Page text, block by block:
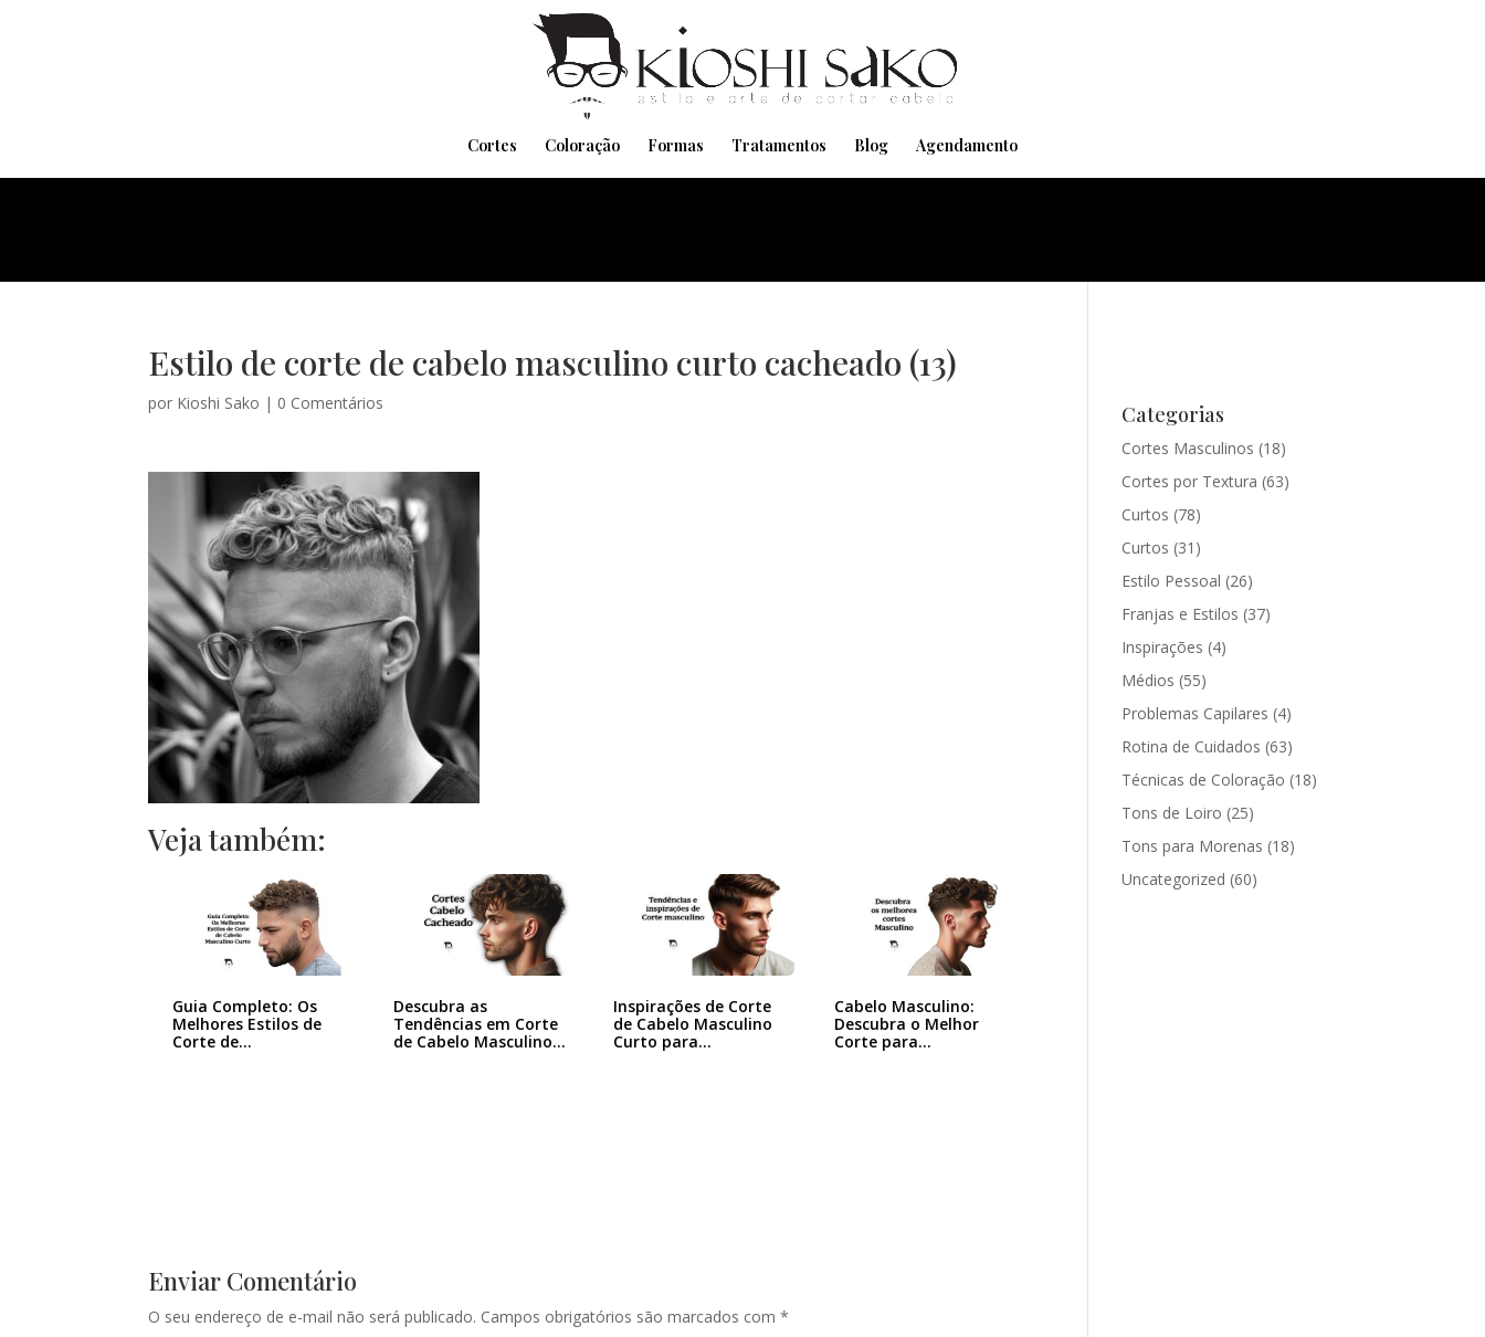
Cortes Coloração Formas Tratamentos Blog Agendamento
Estilo de corte de cabelo masculino curto cacheado (13)
por Kioshi Sako | 0 Comentários
Veja também:
Guia Completo: Os
Melhores Estilos de
Corte de…
Descubra as
Tendências em Corte
de Cabelo Masculino…
Inspirações de Corte
de Cabelo Masculino
Curto para…
Cabelo Masculino:
Descubra o Melhor
Corte para…
Enviar Comentário
O seu endereço de e-mail não será publicado. Campos obrigatórios são marcados com*
Categorias
Cortes Masculinos (18)
Cortes por Textura (63)
Curtos (78)
Curtos (31)
Estilo Pessoal (26)
Franjas e Estilos (37)
Inspirações (4)
Médios (55)
Problemas Capilares (4)
Rotina de Cuidados (63)
Técnicas de Coloração (18)
Tons de Loiro (25)
Tons para Morenas (18)
Uncategorized (60)
Pensando em transformar seu Visual??
Agende pelo Whatsapp